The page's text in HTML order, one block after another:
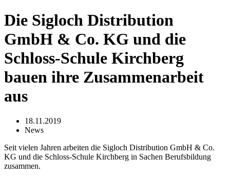
Die Sigloch Distribution
GmbH & Co. KG und die
Schloss-Schule Kirchberg
bauen ihre Zusammenarbeit
aus
18.11.2019
News
Seit vielen Jahren arbeiten die Sigloch Distribution GmbH & Co.
KG und die Schloss-Schule Kirchberg in Sachen Berufsbildung
zusammen.